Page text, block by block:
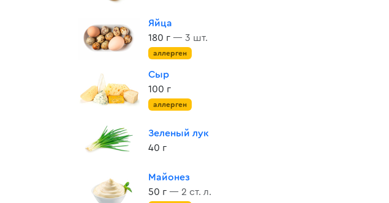
Яйца
180 г — 3 шт.
аллерген
Сыр
100 г
аллерген
Зеленый лук
40 г
Майонез
50 г — 2 ст. л.